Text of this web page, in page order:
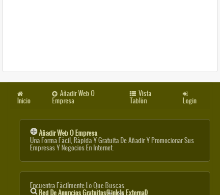
Inicio
Añadir Web O
Empresa
Vista
Tablón Login
Añadir Web O Empresa
Una Forma Fácil, Rápida Y Gratuita De Añadir Y Promocionar Sus
Empresas Y Negocios En Internet.
Encuentra Fácilmente Lo Que Buscas.
Red De Anuncios Gratuitos(link Is External)